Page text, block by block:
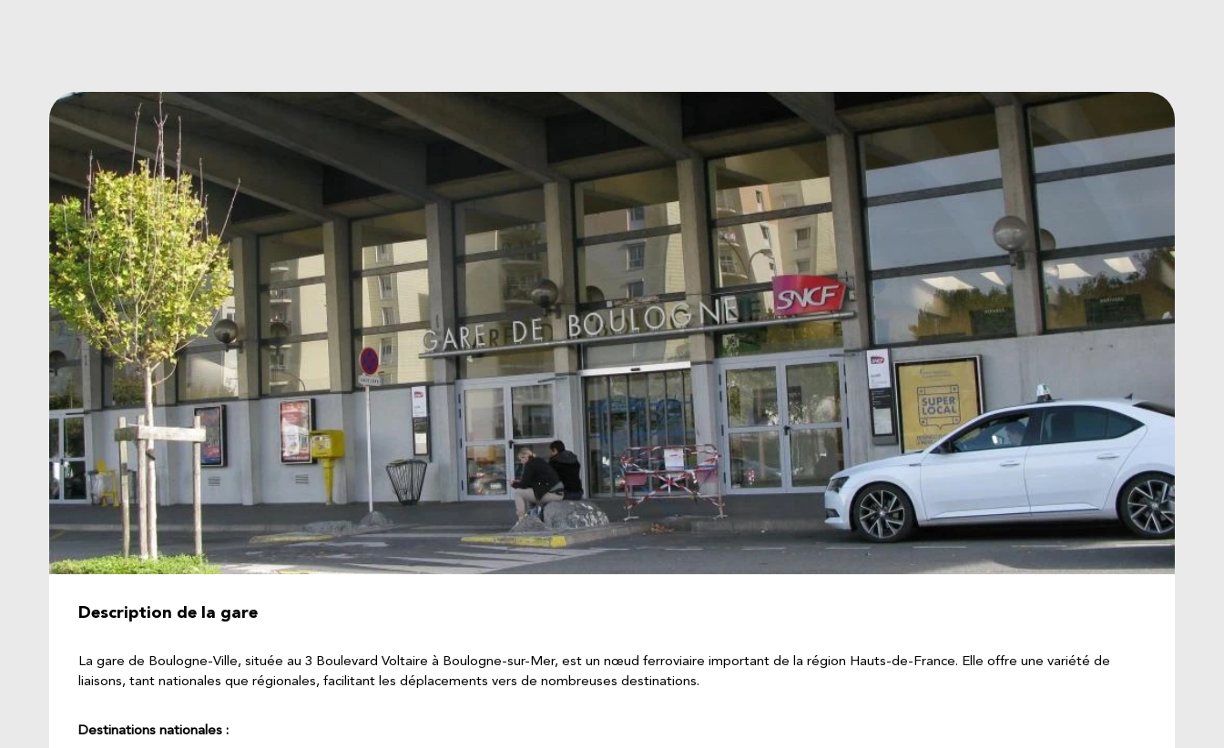
Description de la gare
La gare de Boulogne-Ville, située au 3 Boulevard Voltaire à Boulogne-sur-Mer, est un nœud ferroviaire important de la région Hauts-de-France. Elle offre une variété de
liaisons, tant nationales que régionales, facilitant les déplacements vers de nombreuses destinations.
Destinations nationales :